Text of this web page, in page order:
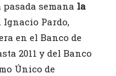
semana la
. Ignacio Pardo,
en el Banco de
2011 y del Banco
Único de